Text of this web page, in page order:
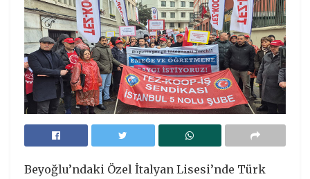
Beyoğlu’ndaki Özel İtalyan Lisesi’nde Türk